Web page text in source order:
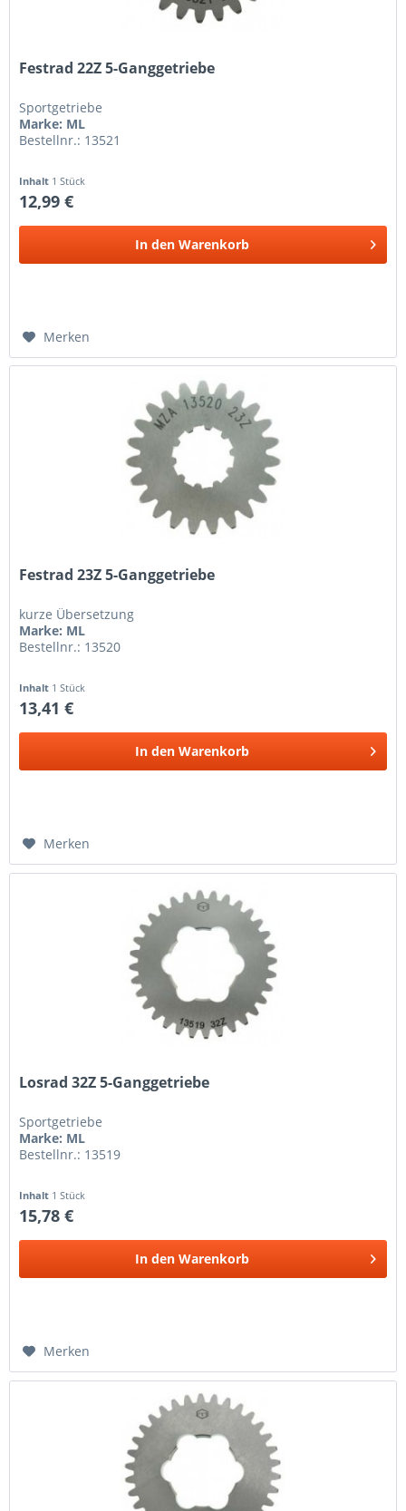
Festrad 22Z 5-Ganggetriebe
Sportgetriebe
Marke: ML
Bestellnr.: 13521
Inhalt 1 Stück
12,99 €
In den Warenkorb
Merken
Festrad 23Z 5-Ganggetriebe
kurze Übersetzung
Marke: ML
Bestellnr.: 13520
Inhalt 1 Stück
13,41 €
In den Warenkorb
Merken
Losrad 32Z 5-Ganggetriebe
Sportgetriebe
Marke: ML
Bestellnr.: 13519
Inhalt 1 Stück
15,78 €
In den Warenkorb
Merken